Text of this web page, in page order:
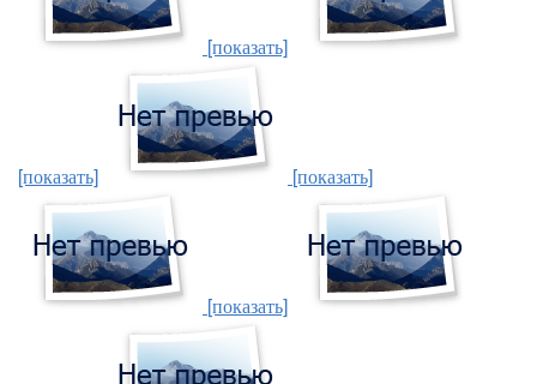
[показать]
[показать] [показать]
[показать]